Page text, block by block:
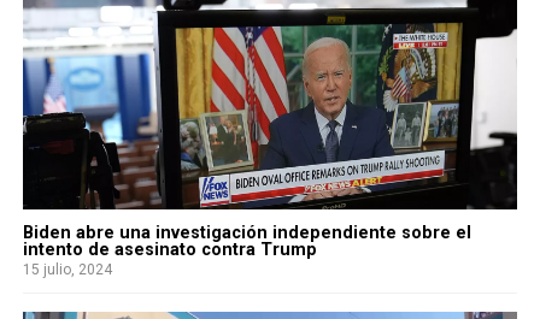
Biden abre una investigación independiente sobre el
intento de asesinato contra Trump
15 julio, 2024